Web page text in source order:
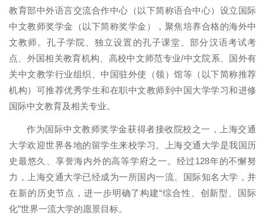
教育部中外语言交流合作中心（以下简称语合中心）设立国际
中文教师奖学金（以下简称奖学金），聚焦培养合格的海外中
文教师。孔子学院、独立设置的孔子课堂、部分汉语考试考
点、外国相关教育机构、高校中文师范专业/中文院系、国外有
关中文教学行业组织、中国驻外使（领）馆等（以下简称推荐
机构）可推荐优秀学生和在职中文教师到中国大学学习和进修
国际中文教育及相关专业。
作为国际中文教师奖学金获得者接收院校之一，上海交通
大学欢迎世界各地的留学生来校学习。上海交通大学是我国历
史最悠久、享誉海内外的高等学府之一。经过128年的不懈努
力，上海交通大学已经成为一所国内一流、国际知名大学，并
在新的历史节点，进一步明确了构建“综合性、创新型、国际
化”世界一流大学的愿景目标。